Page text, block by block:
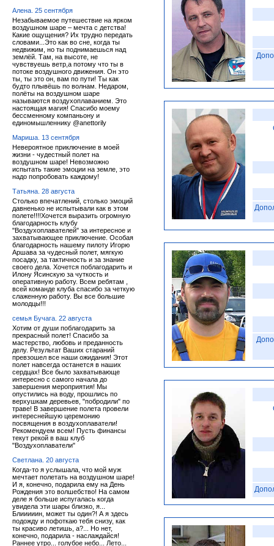
Алена. 25 сентября
Незабываемое путешествие на ярком
воздушном шаре – мечта с детства!
Какие ощущения? Их трудно передать
словами...Это как во сне, когда ты
недвижим, но ты поднимаешься над
землёй. Там, на высоте, не
чувствуешь ветр,а потому что ты в
потоке воздушного движения. Он это
ты, ты это он, вам по пути! Ты как
будто плывёшь по волнам. Недаром,
полёты на воздушном шаре
называются воздухоплаванием. Это
настоящая магия! Спасибо моему
бессменному компаньону и
единомышленнику @anettorily
Мариша. 13 сентября
Невероятное приключение в моей
жизни - чудестный полет на
воздушном шаре! Невозможно
испытать такие эмоции на земле, это
надо попробовать каждому!
Татьяна. 28 августа
Столько впечатлений, столько эмоций
давненько не испытывали как в этом
полете!!!!Хочется выразить огромную
благодарность клубу
"Воздухоплавателей" за интересное и
захватывающее приключение. Особая
благодарность нашему пилоту Игорю
Аршава за чудесный полет, мягкую
посадку, за тактичность и за знание
своего дела. Хочется поблагодарить и
Илону Ясинскую за чуткость и
оперативную работу. Всем ребятам ,
всей команде клуба спасибо за четкую
слаженную работу. Вы все большие
молодцы!!!
семья Бучага. 22 августа
Хотим от души поблагодарить за
прекрасный полет! Спасибо за
мастерство, любовь и преданность
делу. Результат Ваших стараний
превзошел все наши ожидания! Этот
полет навсегда останется в наших
сердцах! Все было захватывающе
интересно с самого начала до
завершения мероприятия! Мы
опустились на воду, прошлись по
верхушкам деревьев, "побродили" по
траве! В завершение полета провели
интереснейшую церемонию
посвящения в воздухоплаватели!
Рекомендуем всем! Пусть финансы
текут рекой в ваш клуб
"Воздухоплаватели"
Светлана. 20 августа
Когда-то я услышала, что мой муж
мечтает полетать на воздушном шаре!
И я, конечно, подарила ему на День
Рождения это волшебство! На самом
деле я больше испугалась когда
увидела эти шары близко, я...
Блииииин, может ты один?! А я здесь
подожду и пофоткаю тебя снизу, как
ты красиво летишь, а?... Но нет,
конечно, подарила - наслаждайся!
Раннее утро... голубое небо... Лето...